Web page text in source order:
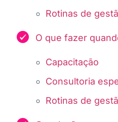
Rotinas de
O que fazer
Capacitação
Consultoria
Rotinas de